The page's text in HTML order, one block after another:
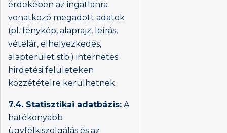
érdekében az ingatlanra
vonatkozó megadott adatok
(pl. fénykép, alaprajz, leírás,
vételár, elhelyezkedés,
alapterület stb.) internetes
hirdetési felületeken
közzétételre kerülhetnek.
7.4. Statisztikai adatbázis: A
hatékonyabb
ügyfélkiszolgálás és az